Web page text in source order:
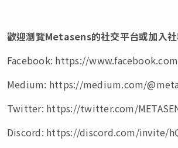
歡迎瀏覽Metasens的社交平台或加入社
Facebook: https://
Medium: https://medium.com/
Twitter: https://twitter.com/
Discord: https://discord.com/invite/